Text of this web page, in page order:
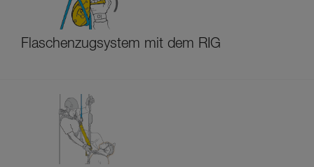
Flaschenzugsystem mit dem RIG